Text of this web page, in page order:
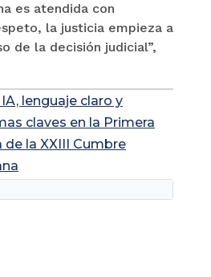
es atendida con
la justicia empieza a
de la decisión judicial”,
lenguaje claro y
claves en la Primera
de la XXIII Cumbre